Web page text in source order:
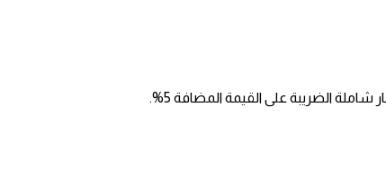
الضريبة على القيمة المضافة 5%.